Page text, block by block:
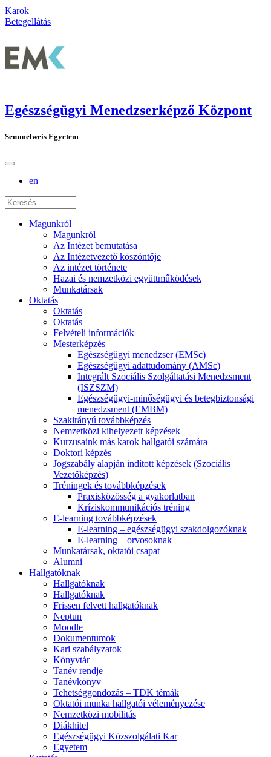
Karok
Betegellátás
Egészségügyi Menedzserképző Központ
Semmelweis Egyetem
en
Magunkról
Magunkról
Az Intézet bemutatása
Az Intézetvezető köszöntője
Az intézet története
Hazai és nemzetközi együttműködések
Munkatársak
Oktatás
Oktatás
Oktatás
Felvételi információk
Mesterképzés
Egészségügyi menedzser (EMSc)
Egészségügyi adattudomány (AMSc)
Integrált Szociális Szolgáltatási Menedzsment
(ISZSZM)
Egészségügyi-minőségügyi és betegbiztonsági
menedzsment (EMBM)
Szakirányú továbbképzés
Nemzetközi kihelyezett képzések
Kurzusaink más karok hallgatói számára
Doktori képzés
Jogszabály alapján indított képzések (Szociális
Vezetőképzés)
Tréningek és továbbképzések
Praxisközösség a gyakorlatban
Kríziskommunikációs tréning
E-learning továbbképzések
E-learning – egészségügyi szakdolgozóknak
E-learning – orvosoknak
Munkatársak, oktatói csapat
Alumni
Hallgatóknak
Hallgatóknak
Hallgatóknak
Frissen felvett hallgatóknak
Neptun
Moodle
Dokumentumok
Kari szabályzatok
Könyvtár
Tanév rendje
Tanévkönyv
Tehetséggondozás – TDK témák
Oktatói munka hallgatói véleményezése
Nemzetközi mobilitás
Diákhitel
Egészségügyi Közszolgálati Kar
Egyetem